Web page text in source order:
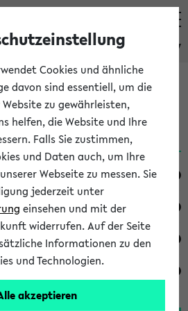
eKVV
eKVV
Cookies und ähnliche
davon sind essentiell, um die
zu gewährleisten,
helfen, die Website und Ihre
Falls Sie zustimmen,
und Daten auch, um Ihre
Webseite zu messen. Sie
jederzeit unter
einsehen und mit der
widerrufen. Auf der Seite
Informationen zu den
und Technologien.
akzeptieren